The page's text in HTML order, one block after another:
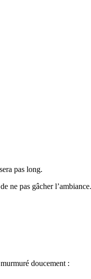
pas long.
ne pas gâcher l’ambiance.
doucement :